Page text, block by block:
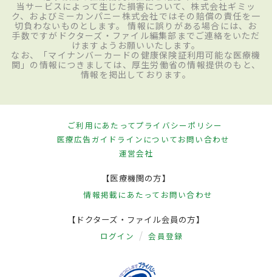
当サービスによって生じた損害について、株式会社ギミッ
ク、およびミーカンパニー株式会社ではその賠償の責任を一
切負わないものとします。 情報に誤りがある場合には、お
手数ですがドクターズ・ファイル編集部までご連絡をいただ
けますようお願いいたします。
なお、「マイナンバーカードの健康保険証利用可能な医療機
関」の情報につきましては、厚生労働省の情報提供のもと、
情報を掲出しております。
ご利用にあたってプライバシーポリシー
医療広告ガイドラインについてお問い合わせ
運営会社
【医療機関の方】
情報掲載にあたって お問い合わせ
【ドクターズ・ファイル会員の方】
ログイン 会員登録